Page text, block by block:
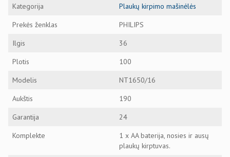
Kategorija
Plaukų kirpimo mašinėlės
Prekės ženklas
PHILIPS
Ilgis
36
Plotis
100
Modelis
NT1650/16
Aukštis
190
Garantija
24
Komplekte
1 x AA baterija, nosies ir ausų
plaukų kirptuvas.